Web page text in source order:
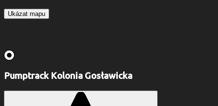
Ukázat mapu
Pumptrack Kolonia Gosławicka